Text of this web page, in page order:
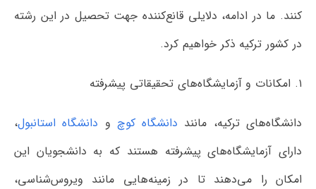
کنند. ما در ادامه، دلایلی قانع‌کننده جهت تحصیل در این رشته
در کشور ترکیه ذکر خواهیم کرد.
۱. امکانات و آزمایشگاه‌های تحقیقاتی پیشرفته
دانشگاه‌های ترکیه، مانند دانشگاه کوچ و دانشگاه استانبول،
دارای آزمایشگاه‌های پیشرفته هستند که به دانشجویان این
امکان را می‌دهند تا در زمینه‌هایی مانند ویروس‌شناسی،